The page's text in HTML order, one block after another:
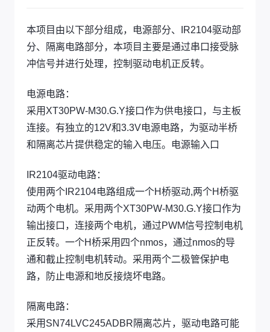
本项目由以下部分组成，电源部分、IR2104驱动部
分、隔离电路部分，本项目主要是通过串口接受脉
冲信号并进行处理，控制驱动电机正反转。
电源电路：
采用XT30PW-M30.G.Y接口作为供电接口，与主板
连接。有独立的12V和3.3V电源电路，为驱动半桥
和隔离芯片提供稳定的输入电压。电源输入口
IR2104驱动电路：
使用两个IR2104电路组成一个H桥驱动,两个H桥驱
动两个电机。采用两个XT30PW-M30.G.Y接口作为
输出接口，连接两个电机，通过PWM信号控制电机
正反转。一个H桥采用四个nmos，通过nmos的导
通和截止控制电机转动。采用两个二极管保护电
路，防止电源和地反接烧坏电路。
隔离电路：
采用SN74LVC245ADBR隔离芯片，驱动电路可能